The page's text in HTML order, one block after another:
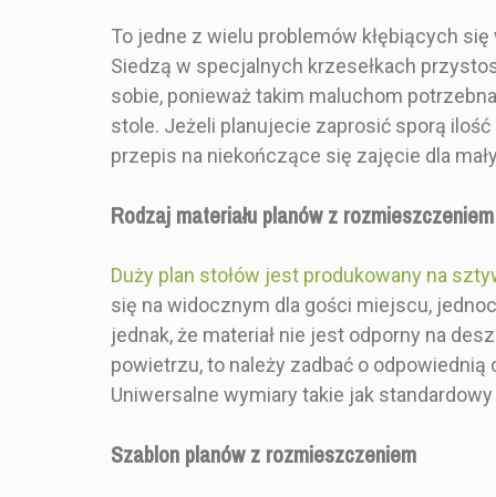
To jedne z wielu problemów kłębiących
Siedzą w specjalnych krzesełkach
sobie, ponieważ takim maluchom
stole. Jeżeli planujecie zaprosić sporą
przepis na niekończące się zajęcie dla
Rodzaj materiału planów z
Duży plan stołów jest produkowany na
się na widocznym dla gości miejscu,
jednak, że materiał nie jest odporny na
powietrzu, to należy zadbać o
Uniwersalne wymiary takie jak
Szablon planów z rozmieszczeniem
KOLOR
ROZMIAR
KSZTAŁT
ZESTAW ZAWIERA Tablicę z
RODZAJ
SKŁADANIA